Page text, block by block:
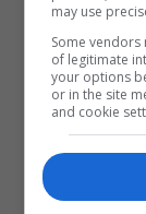
may use
Some
of legitimate
your options
or in the site
and cookie